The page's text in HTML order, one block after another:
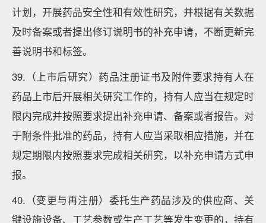
计划，开展药品安全性和有效性研究，并根据有关数据
及时备案或者提出修订说明书的补充申请，不断更新完
善说明书和标签。
39.（上市后研究）药品注册证书及附件要求持有人在
药品上市后开展相关研究工作的，持有人应当在规定时
限内完成并按照要求提出补充申请、备案或者报告。对
于附条件批准的药品，持有人应当采取相应措施，并在
规定期限内按照要求完成相关研究，以补充申请方式申
报。
40.（变更与再注册）委托生产药品涉及的供应商、关
键设施设备、工艺参数或生产工艺等发生变更的，持有